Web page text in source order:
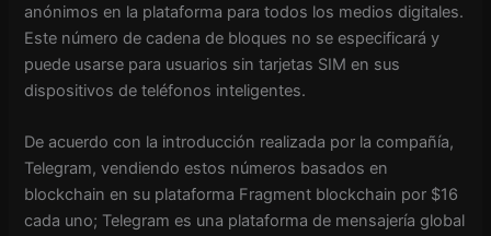
anónimos en la plataforma para todos los medios digitales.
Este número de cadena de bloques no se especificará y
puede usarse para usuarios sin tarjetas SIM en sus
dispositivos de teléfonos inteligentes.
De acuerdo con la introducción realizada por la compañía,
Telegram, vendiendo estos números basados ​​en
blockchain en su plataforma Fragment blockchain por $16
cada uno; Telegram es una plataforma de mensajería global